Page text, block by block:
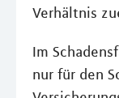
Verhältnis
Im
nur für den